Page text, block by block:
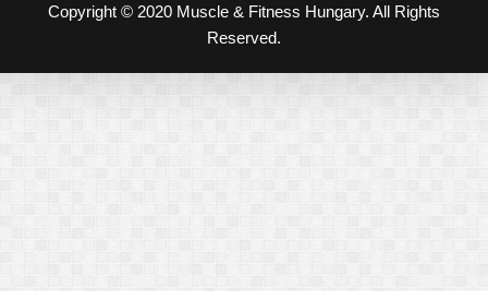
Copyright © 2020 Muscle & Fitness Hungary. All Rights
Reserved.